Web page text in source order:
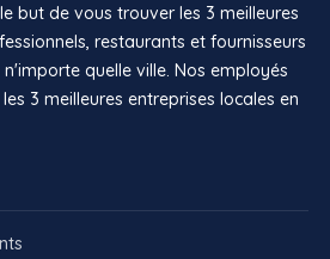
but de vous trouver les 3 meilleures
restaurants et fournisseurs
quelle ville. Nos employés
3 meilleures entreprises locales en